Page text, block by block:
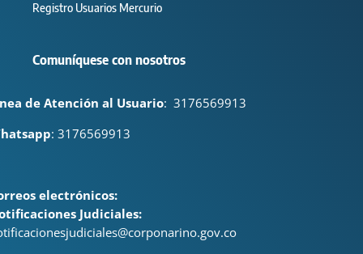
Registro Usuarios Mercurio
Comuníquese con nosotros
de Atención al Usuario: 3176569913
: 3176569913
electrónicos:
Judiciales: